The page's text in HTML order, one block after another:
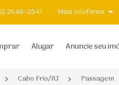
2648-2541 Mais telefones
Alugar Anuncie seu
Cabo Frio/RJ Passagem